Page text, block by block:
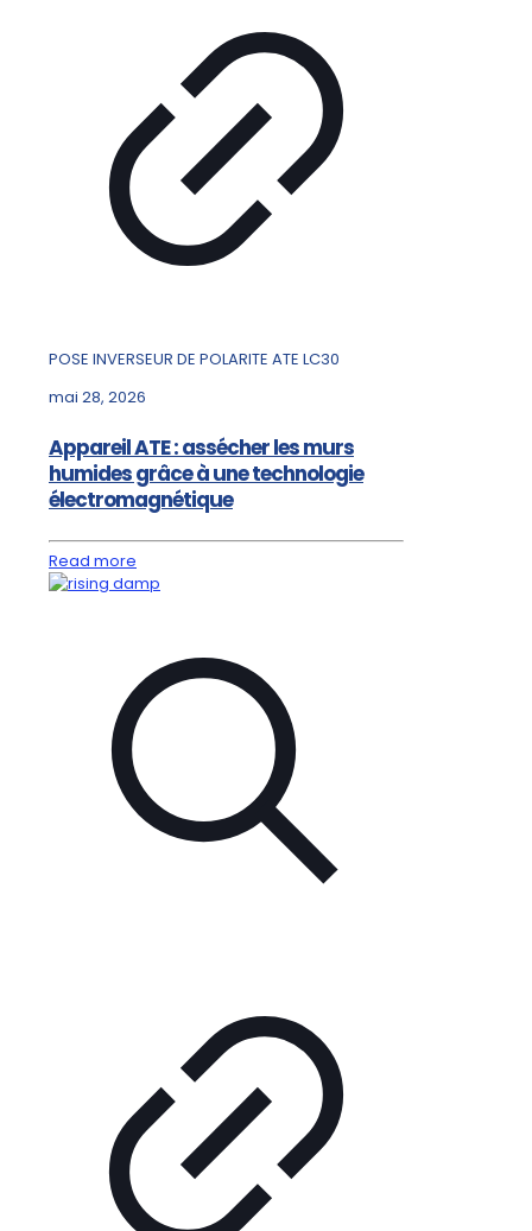
POSE INVERSEUR DE POLARITE ATE LC30
mai 28, 2026
Appareil ATE : assécher les murs
humides grâce à une technologie
électromagnétique
Read more